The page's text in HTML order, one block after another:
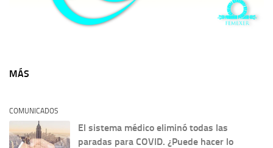
MÁS
COMUNICADOS
El sistema médico eliminó todas las
paradas para COVID. ¿Puede hacer lo